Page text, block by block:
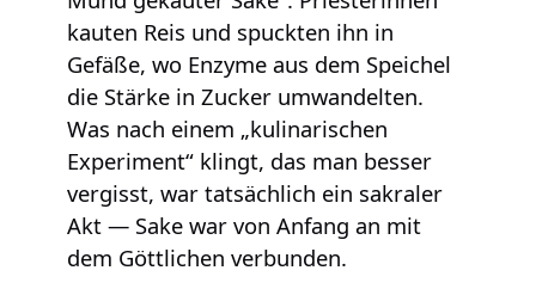
kauten Reis und spuckten ihn in
Gefäße, wo Enzyme aus dem Speichel
die Stärke in Zucker umwandelten.
Was nach einem „kulinarischen
Experiment“ klingt, das man besser
vergisst, war tatsächlich ein sakraler
Akt — Sake war von Anfang an mit
dem Göttlichen verbunden.